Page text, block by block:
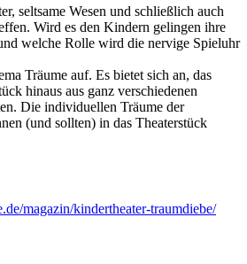
seltsame Wesen und schließlich auch
Wird es den Kindern gelingen ihre
welche Rolle wird die nervige Spieluhr
Träume auf. Es bietet sich an, das
hinaus aus ganz verschiedenen
Die individuellen Träume der
(und sollten) in das Theaterstück
magazin/kindertheater-traumdiebe/